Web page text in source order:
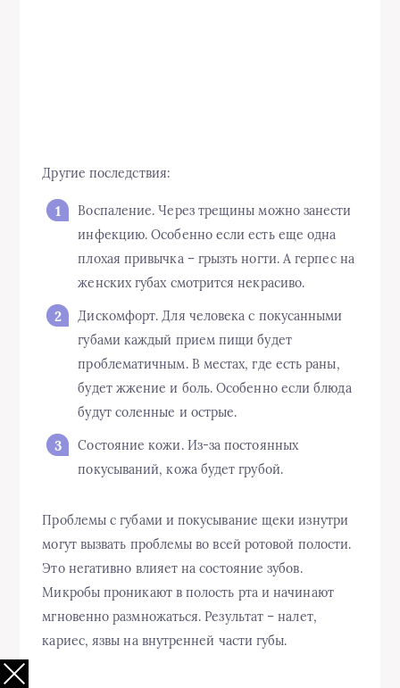
Другие последствия:
Воспаление. Через трещины можно занести
инфекцию. Особенно если есть еще одна
плохая привычка – грызть ногти. А герпес на
женских губах смотрится некрасиво.
Дискомфорт. Для человека с покусанными
губами каждый прием пищи будет
проблематичным. В местах, где есть раны,
будет жжение и боль. Особенно если блюда
будут соленные и острые.
Состояние кожи. Из-за постоянных
покусываний, кожа будет грубой.
Проблемы с губами и покусывание щеки изнутри
могут вызвать проблемы во всей ротовой полости.
Это негативно влияет на состояние зубов.
Микробы проникают в полость рта и начинают
мгновенно размножаться. Результат – налет,
кариес, язвы на внутренней части губы.